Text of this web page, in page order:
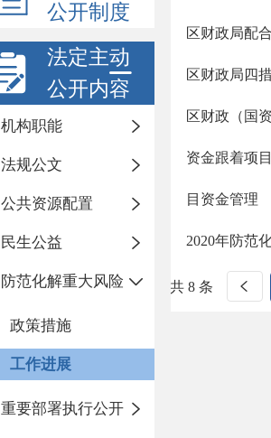
公开制度
法定主动
公开内容
机构职能
法规公文
公共资源配置
民生公益
防范化解重大风险
政策措施
工作进展
重要部署执行公开
区财政局配
区财政局四
区财政（国
资金跟着项
目资金管理
2020年防范
共 8 条